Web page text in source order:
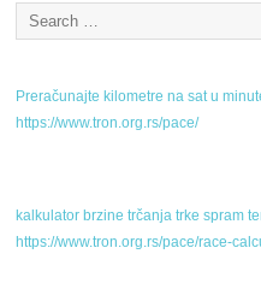
Preračunajte kilometre na sat u
https://www.tron.org.rs/pace/
kalkulator brzine trčanja trke spram
https://www.tron.org.rs/pace/race-